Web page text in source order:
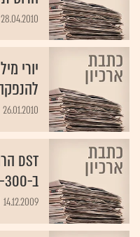
28.04.2010
יורי
26.01.2010
ב-200-300 מיליון דולר
14.12.2009